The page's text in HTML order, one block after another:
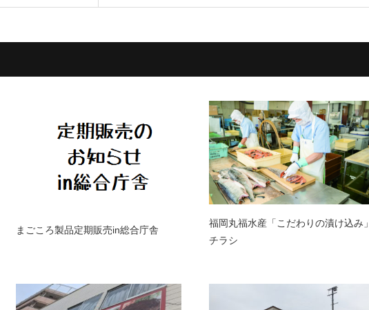
まごころ製品定期販売in総合庁舎
福岡丸福水産「こだわりの漬け込み」
チラシ